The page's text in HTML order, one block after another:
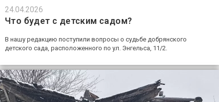
24.04.2026
Что будет с детским садом?
В нашу редакцию поступили вопросы о судьбе добрянского
детского сада, расположенного по ул. Энгельса, 11/2.